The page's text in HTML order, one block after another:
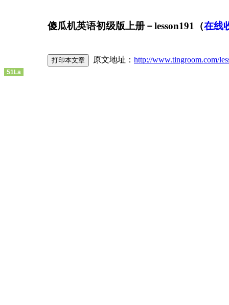
傻瓜机英语初级版上册－lesson191（在线
原文地址： http://www.tingroom.com/
51La